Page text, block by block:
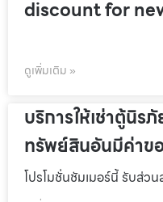
discount for
ดูเพิ่มเติม »
บริการให้เช่าตู้นิร
ทรัพย์สินอันมีค่าข
โปรโมชั่นชัมเมอร์นี้ รับส่วน